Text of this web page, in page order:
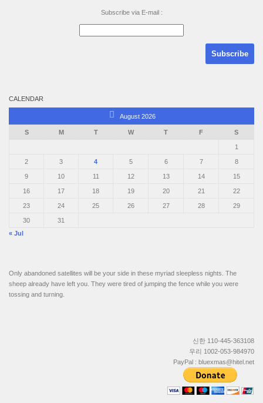
Subscribe via E-mail :
CALENDAR
August 2026
S M T W T F S
1
2 3 4 5 6 7 8
9 10 11 12 13 14 15
16 17 18 19 20 21 22
23 24 25 26 27 28 29
30
31
« Jul
Only abandoned satellites will be your side in these myriad sleepless nights. The
sheep already have left you. They were tired of jumping the fence while you were
tossing and turning.
신한 110-445-363108
우리 1002-053-984970
PayPal : bluexmas@hitel.net